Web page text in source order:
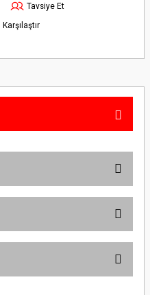
Tavsiye Et
Karşılaştır